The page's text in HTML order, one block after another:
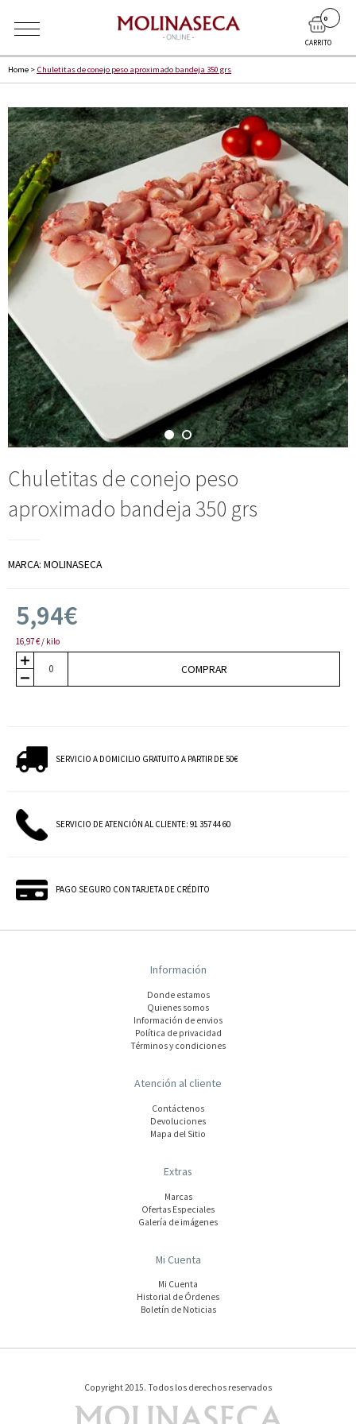
CARRITO
0
Home > Chuletitas de conejo peso aproximado bandeja 350 grs
Chuletitas de conejo peso
aproximado bandeja 350 grs
MARCA: MOLINASECA
5,94€
16,97 € / kilo
COMPRAR
SERVICIO A DOMICILIO GRATUITO A PARTIR DE 50€
SERVICIO DE ATENCIÓN AL CLIENTE: 91 357 44 60
PAGO SEGURO CON TARJETA DE CRÉDITO
Información
Donde estamos
Quienes somos
Información de envios
Polí­tica de privacidad
Términos y condiciones
Atención al cliente
Contáctenos
Devoluciones
Mapa del Sitio
Extras
Marcas
Ofertas Especiales
Galería de imágenes
Mi Cuenta
Mi Cuenta
Historial de Órdenes
Boletín de Noticias
Copyright 2015. Todos los derechos reservados